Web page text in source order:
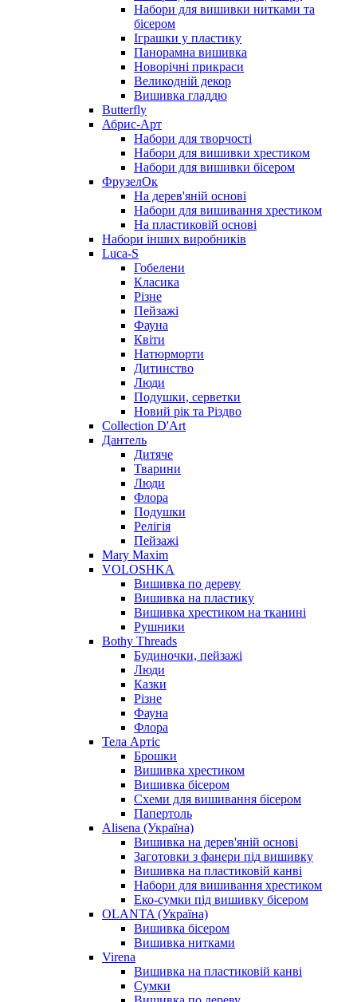
Набори для вишивки нитками та
бісером
Іграшки у пластику
Панорамна вишивка
Новорічні прикраси
Великодній декор
Вишивка гладдю
Butterfly
Абрис-Арт
Набори для творчості
Набори для вишивки хрестиком
Набори для вишивки бісером
ФрузелОк
На дерев'яній основі
Набори для вишивання хрестиком
На пластиковій основі
Набори інших виробників
Luca-S
Гобелени
Класика
Різне
Пейзажі
Фауна
Квіти
Натюрморти
Дитинство
Люди
Подушки, серветки
Новий рік та Різдво
Collection D'Art
Дантель
Дитяче
Тварини
Люди
Флора
Подушки
Релігія
Пейзажі
Mary Maxim
VOLOSHKA
Вишивка по дереву
Вишивка на пластику
Вишивка хрестиком на тканині
Рушники
Bothy Threads
Будиночки, пейзажі
Люди
Казки
Різне
Фауна
Флора
Тела Артіс
Брошки
Вишивка хрестиком
Вишивка бісером
Схеми для вишивання бісером
Папертоль
Alisena (Україна)
Вишивка на дерев'яній основі
Заготовки з фанери під вишивку
Вишивка на пластиковій канві
Набори для вишивання хрестиком
Еко-сумки під вишивку бісером
OLANTA (Україна)
Вишивка бісером
Вишивка нитками
Virena
Вишивка на пластиковій канві
Сумки